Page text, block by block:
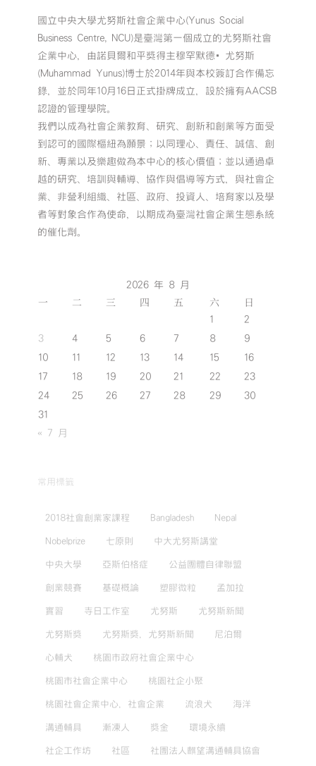
國立中央大學尤努斯社會企業中心(Yunus Social
Business Centre, NCU)是臺灣第一個成立的尤努斯社會
企業中心，由諾貝爾和平獎得主穆罕默德•尤努斯
(Muhammad Yunus)博士於2014年與本校簽訂合作備忘
錄，並於同年10月16日正式掛牌成立，設於擁有AACSB
認證的管理學院。
我們以成為社會企業教育、研究、創新和創業等方面受
到認可的國際樞紐為願景；以同理心、責任、誠信、創
新、專業以及樂趣做為本中心的核心價值；並以通過卓
越的研究、培訓與輔導、協作與倡導等方式，與社會企
業、非營利組織、社區、政府、投資人、培育家以及學
者等對象合作為使命，以期成為臺灣社會企業生態系統
的催化劑。
2026 年 8 月
一 二 三 四 五 六 日
1
2
3
4 5 6 7 8
9
10
11 12 13 14 15
16
17
18 19 20 21 22
23
24
25 26 27 28 29
30
31
« 7 月
常用標籤
2018社會創業家課程 Bangladesh Nepal
Nobelprize 七原則 中大尤努斯講堂
中央大學 亞斯伯格症 公益團體自律聯盟
創業競賽 基礎概論 塑膠微粒 孟加拉
實習 寺日工作室 尤努斯 尤努斯新聞
尤努斯獎 尤努斯獎，尤努斯新聞 尼泊爾
心輔犬 桃園市政府社會企業中心
桃園市社會企業中心 桃園社企小聚
桃園社會企業中心，社會企業 流浪犬 海洋
溝通輔具 漸凍人 獎金 環境永續
社企工作坊 社區 社團法人麒望溝通輔具協會